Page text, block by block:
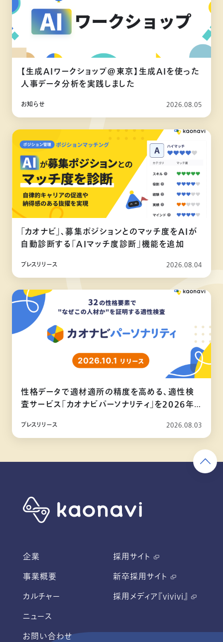
【生成AIワークショップ@東京】生成AIを使った
人事データ分析を実践しました
お知らせ 2026.08.05
「カオナビ」、募集ポジションとのマッチ度をAIが
自動診断する「AIマッチ度診断」機能を追加
プレスリリース 2026.08.04
性格データで適材適所の精度を高める、適性検
査サービス「カオナビパーソナリティ」を2026年
プレスリリース 2026.08.03
企業
事業概要
カルチャー
ニュース
お問い合わせ
採用サイト
新卒採用サイト
採用メディア『vivivi』